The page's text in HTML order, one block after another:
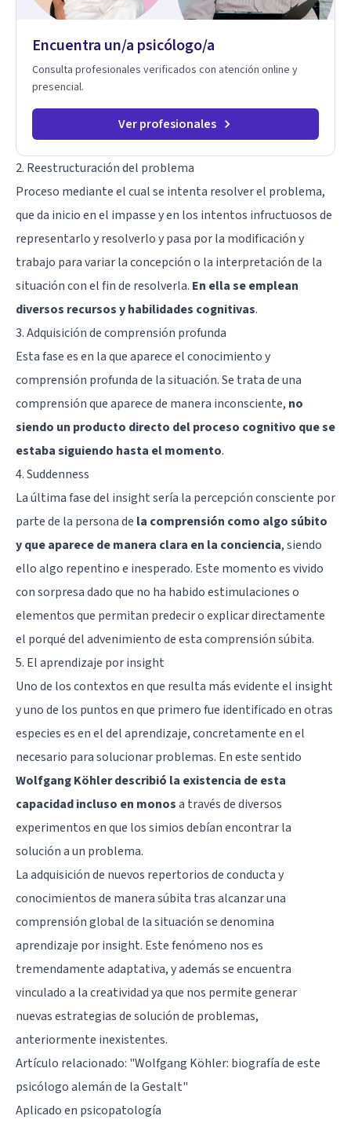
terapéuticos transformadores, cálidos y profundamente
en cada etapa de tu vida.
Encuentra un/a psicólogo/a
Consulta profesionales verificados con atención online y
presencial.
Ver profesionales
2. Reestructuración del problema
Proceso mediante el cual se intenta resolver el problema,
que da inicio en el impasse y en los intentos infructuosos de
representarlo y resolverlo y pasa por la modificación y
trabajo para variar la concepción o la interpretación de la
situación con el fin de resolverla. En ella se emplean
diversos recursos y habilidades cognitivas.
3. Adquisición de comprensión profunda
Esta fase es en la que aparece el conocimiento y
comprensión profunda de la situación. Se trata de una
comprensión que aparece de manera inconsciente, no
siendo un producto directo del proceso cognitivo que se
estaba siguiendo hasta el momento.
4. Suddenness
La última fase del insight sería la percepción consciente por
parte de la persona de la comprensión como algo súbito
y que aparece de manera clara en la conciencia, siendo
ello algo repentino e inesperado. Este momento es vivido
con sorpresa dado que no ha habido estimulaciones o
elementos que permitan predecir o explicar directamente
el porqué del advenimiento de esta comprensión súbita.
5. El aprendizaje por insight
Uno de los contextos en que resulta más evidente el insight
y uno de los puntos en que primero fue identificado en otras
especies es en el del aprendizaje, concretamente en el
necesario para solucionar problemas. En este sentido
Wolfgang Köhler describió la existencia de esta
capacidad incluso en monosa través de diversos
experimentos en que los simios debían encontrar la
solución a un problema.
La adquisición de nuevos repertorios de conducta y
conocimientos de manera súbita tras alcanzar una
comprensión global de la situación se denomina
aprendizaje por insight. Este fenómeno nos es
tremendamente adaptativa, y además se encuentra
vinculado a la creatividad ya que nos permite generar
nuevas estrategias de solución de problemas,
anteriormente inexistentes.
Artículo relacionado: "Wolfgang Köhler: biografía de este
psicólogo alemán de la Gestalt"
Aplicado en psicopatología